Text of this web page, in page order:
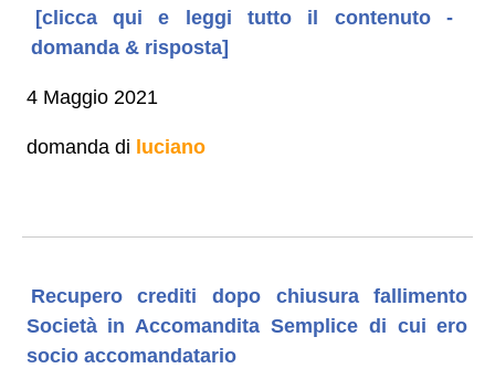
[clicca qui e leggi tutto il contenuto -
domanda & risposta]
4 Maggio 2021
domanda di luciano
Recupero crediti dopo chiusura fallimento
Società in Accomandita Semplice di cui ero
socio accomandatario